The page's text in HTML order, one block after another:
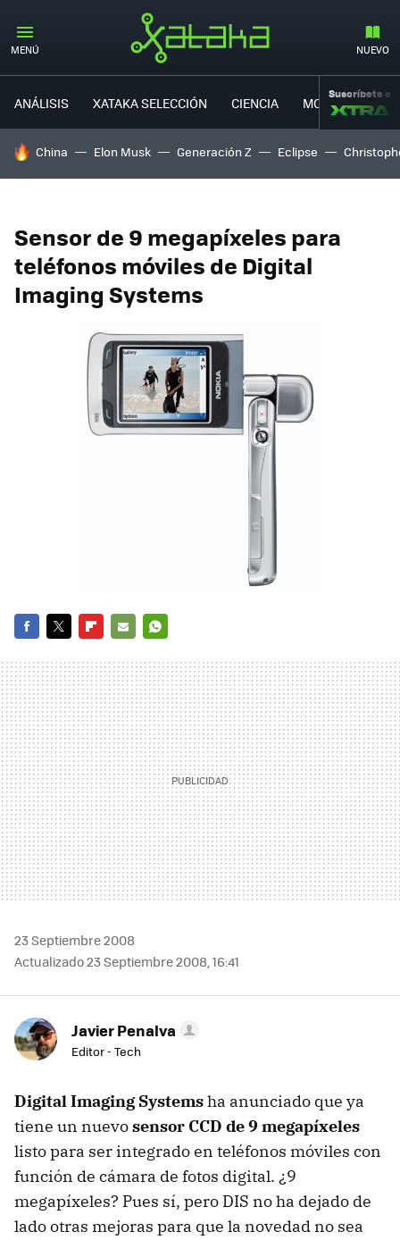
MENÚ NUEVO
ANÁLISIS XATAKA SELECCIÓN CIENCIA MOVILIDAD
Suscríbete a
HOY SE HABLA DE
China Elon Musk Generación Z Eclipse
Sensor de 9 megapíxeles para
teléfonos móviles de Digital
Imaging Systems
MAIL
23 Septiembre 2008
Actualizado 23 Septiembre 2008, 16:41
Javier Penalva
Editor - Tech
Digital Imaging Systemsha anunciado que ya
tiene un nuevosensor CCD de 9 megapíxeles
listo para ser integrado en teléfonos móviles con
función de cámara de fotos digital. ¿9
megapíxeles? Pues sí, pero DIS no ha dejado de
lado otras mejoras para que la novedad no sea